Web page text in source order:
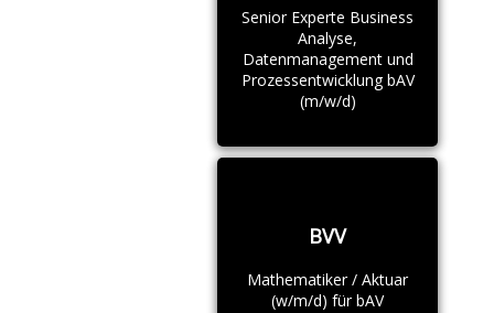
Senior Experte Business
Analyse,
Datenmanagement und
Prozessentwicklung bAV
(m/w/d)
BVV
Mathematiker / Aktuar
(w/m/d) für bAV